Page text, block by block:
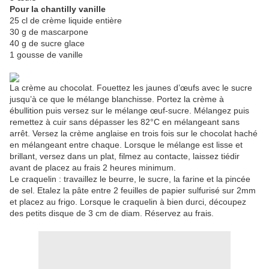
Pour la chantilly vanille
25 cl de crème liquide entière
30 g de mascarpone
40 g de sucre glace
1 gousse de vanille
La crème au chocolat. Fouettez les jaunes d’œufs avec le sucre
jusqu’à ce que le mélange blanchisse. Portez la crème à
ébullition puis versez sur le mélange œuf-sucre. Mélangez puis
remettez à cuir sans dépasser les 82°C en mélangeant sans
arrêt. Versez la crème anglaise en trois fois sur le chocolat haché
en mélangeant entre chaque. Lorsque le mélange est lisse et
brillant, versez dans un plat, filmez au contacte, laissez tiédir
avant de placez au frais 2 heures minimum.
Le craquelin : travaillez le beurre, le sucre, la farine et la pincée
de sel. Etalez la pâte entre 2 feuilles de papier sulfurisé sur 2mm
et placez au frigo. Lorsque le craquelin à bien durci, découpez
des petits disque de 3 cm de diam. Réservez au frais.